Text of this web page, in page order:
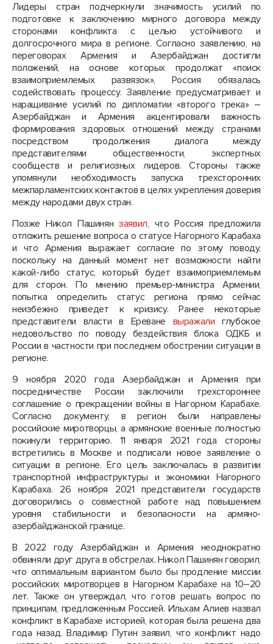
Лидеры стран подчеркнули значимость усилий по
подготовке к заключению мирного договора между
сторонами конфликта с целью устойчивого и
долгосрочного мира в регионе. Согласно заявлению, на
переговорах Армения и Азербайджан достигли
положений, на основе которых продолжат «поиск
взаимоприемлемых развязок», Россия обязалась
содействовать процессу. Заявление предусматривает и
наращивание усилий по дипломатии «второго трека» –
Азербайджан и Армения акцентировали важность
формирования здоровых отношений между странами
посредством продолжения диалога между
представителями общественности, экспертных
сообществ и религиозных лидеров. Стороны также
упомянули необходимость запуска трехсторонних
межпарламентских контактов в целях укрепления доверия
между народами двух стран.
Позже Никол Пашинянзаявил, что Россия предложила
отложить решение вопроса о статусе Нагорного Карабаха
и что Армения выражает согласие по этому поводу,
поскольку на данный момент нет возможности найти
какой-либо статус, который будет взаимоприемлемым
для сторон. По мнению премьер-министра Армении,
попытка определить статус региона прямо сейчас
неизбежно приведет к кризису. Ранее некоторые
представители власти в Ереване выражали глубокое
недовольство по поводу бездействия блока ОДКБ и
России в частности при последнем обострении ситуации в
регионе.
9 ноября 2020 года Азербайджан и Армения при
посредничестве России заключили трехстороннее
соглашение о прекращении войны в Нагорном Карабахе.
Согласно документу, в регион были направлены
российские миротворцы, а армянские военные полностью
покинули территорию. 11 января 2021 года стороны
встретились в Москве и подписали новое заявление о
ситуации в регионе. Его цель заключалась в развитии
транспортной инфраструктуры и экономики Нагорного
Карабаха. 26 ноября 2021 представители государств
договорились о совместной работе над повышением
уровня стабильности и безопасности на армяно-
азербайджанской границе.
В 2022 году Азербайджан и Армения неоднократно
обвиняли друг друга в обстрелах. Никол Пашинян говорил,
что оптимальным вариантом было бы продление миссии
российских миротворцев в Нагорном Карабахе на 10–20
лет. Также он утверждал, что готов решать вопрос по
принципам, предложенным Россией. Ильхам Алиев назвал
конфликт в Карабахе историей, которая была решена два
года назад. Владимир Путин заявил, что конфликт надо